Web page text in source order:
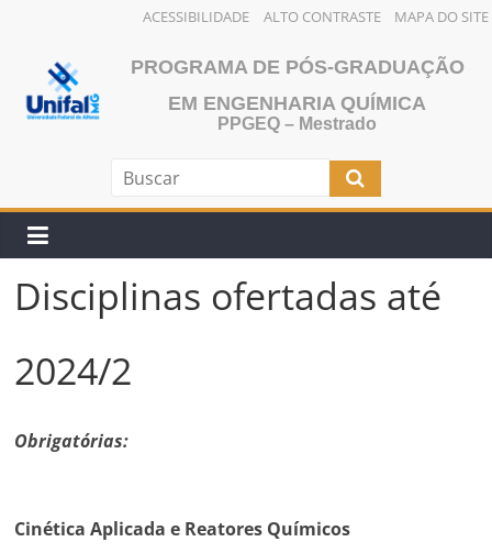
ACESSIBILIDADE ALTO CONTRASTE MAPA DO SITE
conteúdo
PROGRAMA DE PÓS-GRADUAÇÃO
EM ENGENHARIA QUÍMICA
PPGEQ – Mestrado
Disciplinas ofertadas até
2024/2
Obrigatórias:
Cinética Aplicada e Reatores Químicos